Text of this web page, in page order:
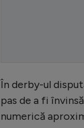
În derby-ul
pas de a fi
numerică